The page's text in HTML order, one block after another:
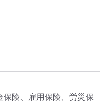
険、雇用保険、労災保